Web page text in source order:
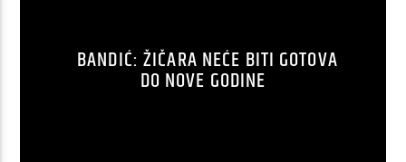
BANDIĆ: ŽIČARA NEĆE BITI GOTOVA
DO NOVE GODINE